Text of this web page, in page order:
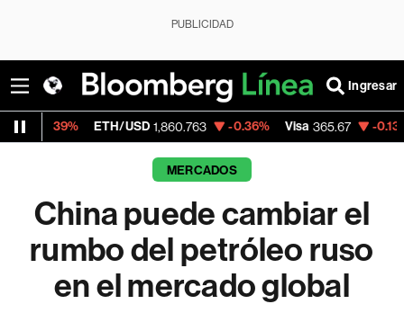
PUBLICIDAD
Ingresar
1,860.763 -0.36% Visa 365.67 -0.13%
MERCADOS
China puede cambiar el
rumbo del petróleo ruso
en el mercado global